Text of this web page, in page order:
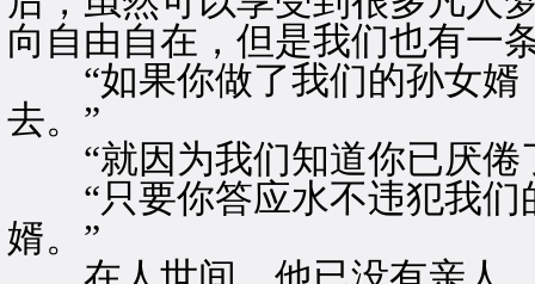
向自由自在，但是我们也有一
“如果你做了我们的孙女婿
去。”
“就因为我们知道你已厌倦
“只要你答应水不违犯我们
婿。”